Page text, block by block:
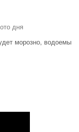
дня
морозно, водоемы